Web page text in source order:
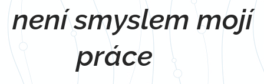
není smyslem mojí
práce 🌿